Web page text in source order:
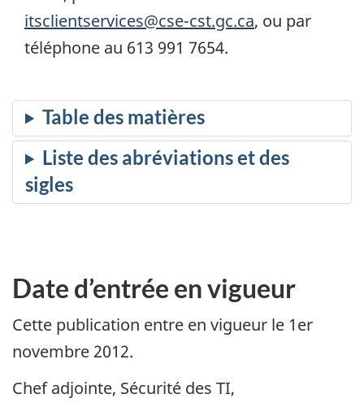
itsclientservices@cse-cst.gc.ca, ou par
téléphone au 613 991 7654.
Date d’entrée en vigueur
Cette publication entre en vigueur le 1er
novembre 2012.
Chef adjointe, Sécurité des TI,